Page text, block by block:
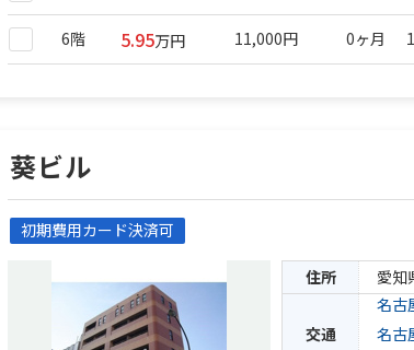
6階 5.95万円 11,000円 0ヶ月
葵ビル
初期費用カード決済可
住所 愛知
交通
名古
名古